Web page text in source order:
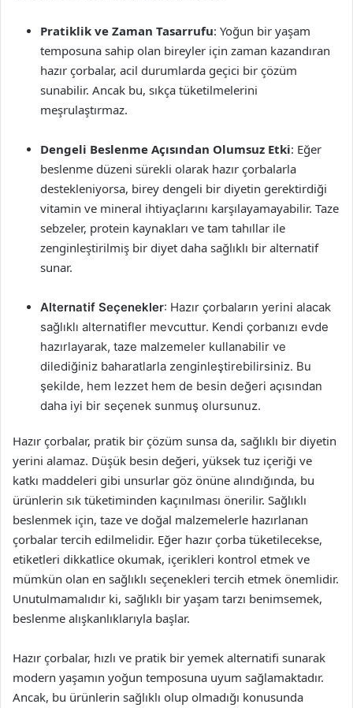
Pratiklik ve Zaman Tasarrufu: Yoğun bir yaşam
temposuna sahip olan bireyler için zaman kazandıran
hazır çorbalar, acil durumlarda geçici bir çözüm
sunabilir. Ancak bu, sıkça tüketilmelerini
meşrulaştırmaz.
Dengeli Beslenme Açısından Olumsuz Etki: Eğer
beslenme düzeni sürekli olarak hazır çorbalarla
destekleniyorsa, birey dengeli bir diyetin gerektirdiği
vitamin ve mineral ihtiyaçlarını karşılayamayabilir. Taze
sebzeler, protein kaynakları ve tam tahıllar ile
zenginleştirilmiş bir diyet daha sağlıklı bir alternatif
sunar.
Alternatif Seçenekler: Hazır çorbaların yerini alacak
sağlıklı alternatifler mevcuttur. Kendi çorbanızı evde
hazırlayarak, taze malzemeler kullanabilir ve
dilediğiniz baharatlarla zenginleştirebilirsiniz. Bu
şekilde, hem lezzet hem de besin değeri açısından
daha iyi bir seçenek sunmuş olursunuz.
Hazır çorbalar, pratik bir çözüm sunsa da, sağlıklı bir diyetin
yerini alamaz. Düşük besin değeri, yüksek tuz içeriği ve
katkı maddeleri gibi unsurlar göz önüne alındığında, bu
ürünlerin sık tüketiminden kaçınılması önerilir. Sağlıklı
beslenmek için, taze ve doğal malzemelerle hazırlanan
çorbalar tercih edilmelidir. Eğer hazır çorba tüketilecekse,
etiketleri dikkatlice okumak, içerikleri kontrol etmek ve
mümkün olan en sağlıklı seçenekleri tercih etmek önemlidir.
Unutulmamalıdır ki, sağlıklı bir yaşam tarzı benimsemek,
beslenme alışkanlıklarıyla başlar.
Hazır çorbalar, hızlı ve pratik bir yemek alternatifi sunarak
modern yaşamın yoğun temposuna uyum sağlamaktadır.
Ancak, bu ürünlerin sağlıklı olup olmadığı konusunda